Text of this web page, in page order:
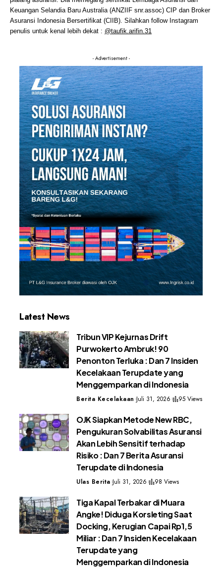
Keuangan Selandia Baru Australia (ANZIIF snr.assoc) CIP dan Broker
Asuransi Indonesia Bersertifikat (CIIB). Silahkan follow Instagram
penulis untuk kenal lebih dekat : @taufik.arifin.31
- Advertisement -
Latest News
Tribun VIP Kejurnas Drift
Purwokerto Ambruk! 90
Penonton Terluka : Dan 7 Insiden
Kecelakaan Terupdate yang
Menggemparkan di Indonesia
Berita Kecelakaan Juli 31, 2026 95 Views
OJK Siapkan Metode New RBC,
Pengukuran Solvabilitas Asuransi
Akan Lebih Sensitif terhadap
Risiko : Dan 7 Berita Asuransi
Terupdate di Indonesia
Ulas Berita Juli 31, 2026 98 Views
Tiga Kapal Terbakar di Muara
Angke! Diduga Korsleting Saat
Docking, Kerugian Capai Rp1,5
Miliar : Dan 7 Insiden Kecelakaan
Terupdate yang
Menggemparkan di Indonesia